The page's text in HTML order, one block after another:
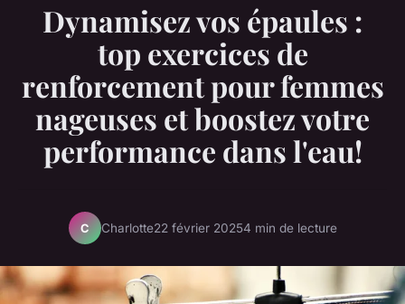
Dynamisez vos épaules :
top exercices de
renforcement pour femmes
nageuses et boostez votre
performance dans l'eau!
C Charlotte22 février 20254 min de lecture